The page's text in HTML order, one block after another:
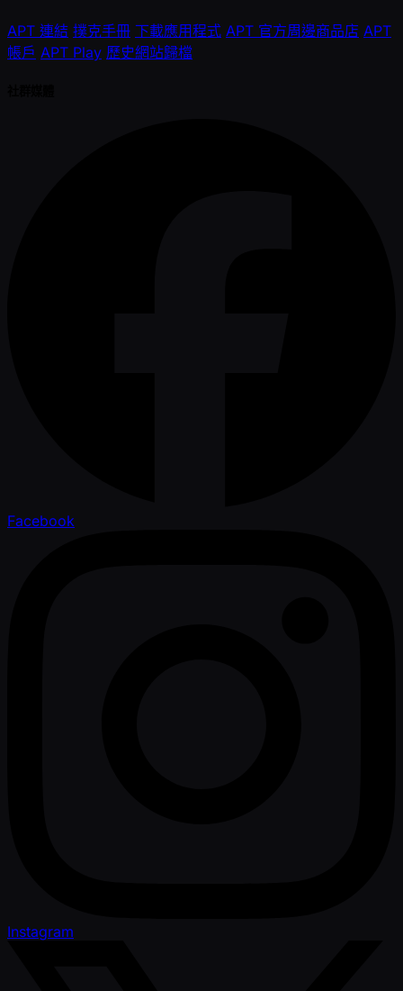
APT 連結 撲克手冊 下載應用程式 APT 官方周邊商品店 APT
帳戶 APT Play 歷史網站歸檔
Facebook
Instagram